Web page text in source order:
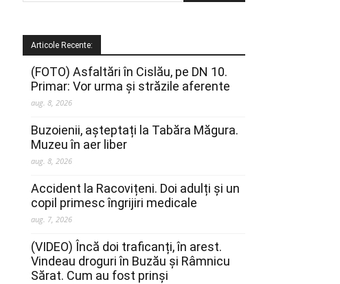
Articole Recente:
(FOTO) Asfaltări în Cislău, pe DN 10.
Primar: Vor urma și străzile aferente
aug. 8, 2026
Buzoienii, așteptați la Tabăra Măgura.
Muzeu în aer liber
aug. 8, 2026
Accident la Racovițeni. Doi adulți și un
copil primesc îngrijiri medicale
aug. 7, 2026
(VIDEO) Încă doi traficanți, în arest.
Vindeau droguri în Buzău și Râmnicu
Sărat. Cum au fost prinși